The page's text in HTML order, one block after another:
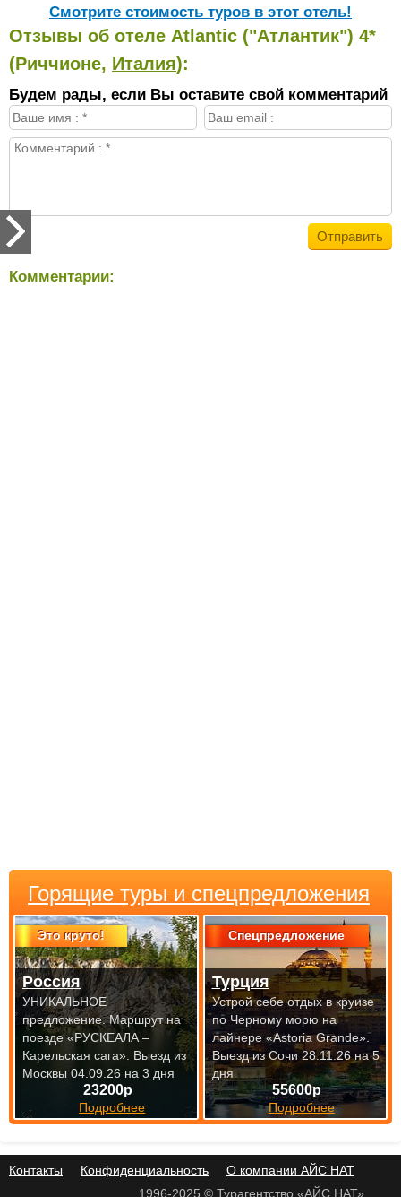
Cмотрите стоимость туров в этот отель!
Отзывы об отеле Atlantic ("Атлантик") 4*
(Риччионе, Италия):
Будем рады, если Вы оставите свой комментарий
Комментарии:
Горящие туры и спецпредложения
Это круто!
23200р
Подробнее
Россия
УНИКАЛЬНОЕ
предложение. Маршрут на
поезде «РУСКЕАЛА –
Карельская сага». Выезд из
Москвы 04.09.26 на 3 дня
Спецпредложение
55600р
Подробнее
Турция
Устрой себе отдых в круизе
по Черному морю на
лайнере «Astoria Grande».
Выезд из Сочи 28.11.26 на 5
дня
Контакты Конфиденциальность
О компании АЙС НАТ
1996-2025 © Турагентство «АЙС НАТ»